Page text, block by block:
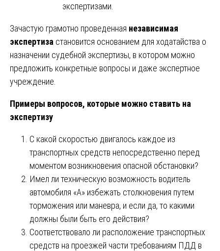
экспертизами.
Зачастую грамотно проведенная независимая
экспертиза становится основанием для ходатайства о
назначении судебной экспертизы, в котором можно
предложить конкретные вопросы и даже экспертное
учреждение.
Примеры вопросов, которые можно ставить на
экспертизу
С какой скоростью двигалось каждое из
транспортных средств непосредственно перед
моментом возникновения опасной обстановки?
Имел ли техническую возможность водитель
автомобиля «А» избежать столкновения путем
торможения или маневра, и если да, то какими
должны были быть его действия?
Соответствовало ли расположение транспортных
средств на проезжей части требованиям ПДД в